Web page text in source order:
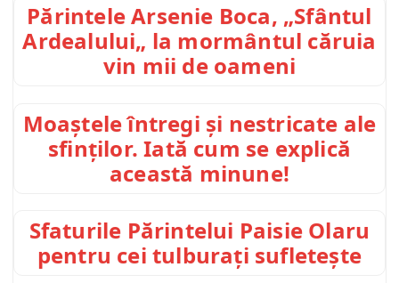
Părintele Arsenie Boca, „Sfântul
Ardealului„ la mormântul căruia
vin mii de oameni
Moaștele întregi și nestricate ale
sfinților. Iată cum se explică
această minune!
Sfaturile Părintelui Paisie Olaru
pentru cei tulburați sufletește